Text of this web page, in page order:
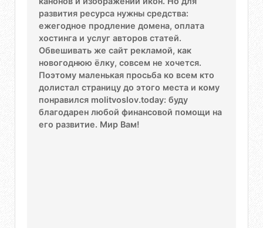
развития ресурса нужны средства:
ежегодное продление домена, оплата
хостинга и услуг авторов статей.
Обвешивать же сайт рекламой, как
новогоднюю ёлку, совсем не хочется.
Поэтому маленькая просьба ко всем кто
долистал страницу до этого места и кому
понравился molitvoslov.today: буду
благодарен любой финансовой помощи на
его развитие. Мир Вам!